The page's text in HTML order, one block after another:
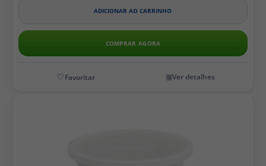
ADICIONAR AO CARRINHO
COMPRAR AGORA
Ver detalhes